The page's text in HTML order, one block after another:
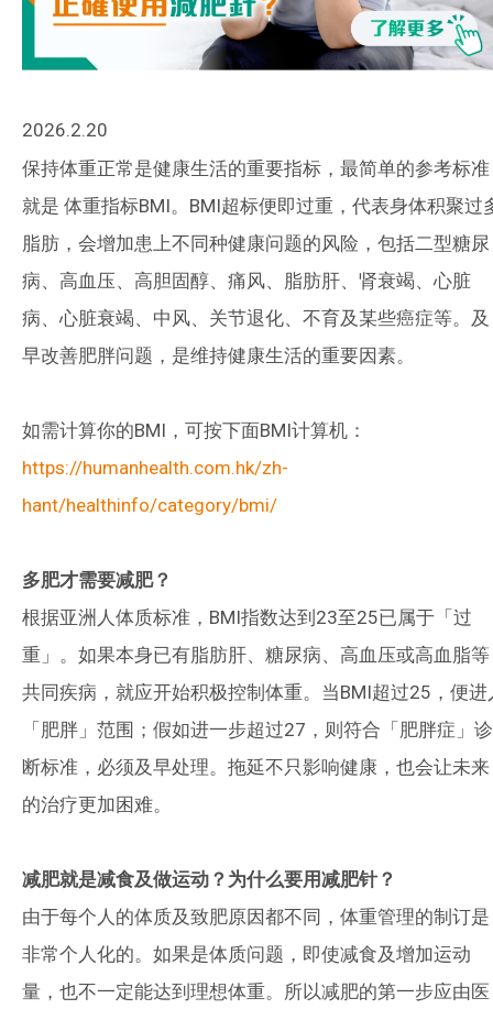
2026.2.20
保持体重正常是健康生活的重要指标，最简单的参考标准
就是 体重指标BMI。 BMI超标便即过重，代表身体积聚过
脂肪，会增加患上不同种健康问题的风险，包括二型糖尿
病、高血压、高胆固醇、痛风、脂肪肝、肾衰竭、心脏
病、心脏衰竭、中风、关节退化、不育及某些癌症等。及
早改善肥胖问题，是维持健康生活的重要因素。
如需计算你的BMI ，可按下面BMI计算机：
https://humanhealth.com.hk/zh-
hant/healthinfo/category/bmi/
多肥才需要减肥？
根据亚洲人体质标准， BMI指数达到 23至25已属于「过
重」。如果本身已有脂肪肝、糖尿病、高血压或高血脂等
共同疾病，就应开始积极控制体重。当BMI超过25 ，便
「肥胖」范围；假如进一步超过27 ，则符合「肥胖症」诊
断标准，必须及早处理。拖延不只影响健康，也会让未来
的治疗更加困难。
减肥就是减食及做运动？为什么要用减肥针？
由于每个人的体质及致肥原因都不同，体重管理的制订是
非常个人化的。如果是体质问题，即使减食及增加运动
量，也不一定能达到理想体重。所以减肥的第一步应由医